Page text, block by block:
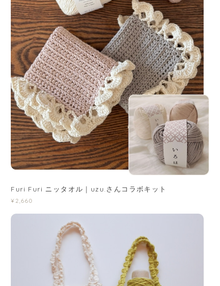
Furi Furi ニッタオル｜uzu.さんコラボキット
¥2,660